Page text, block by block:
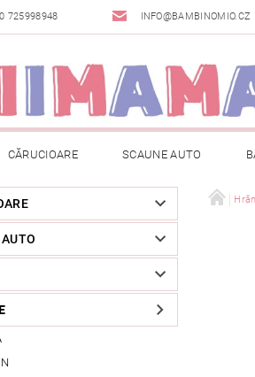
725998948 INFO@BAMBINOMIO.CZ
CĂRUCIOARE SCAUNE AUTO
DESPACHETAT SAU DIN EXPOZIȚIE
MĂRFII METODE DE PLATĂ